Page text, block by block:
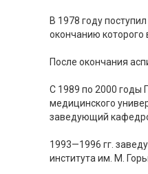
В 1978 году
окончанию
После окончания
С 1989 по 2000 годы
медицинского
заведующий
1993—1996 гг.
института им. М.